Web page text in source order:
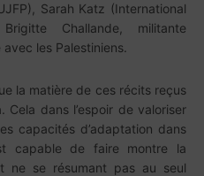
Sarah Katz (International
Challande, militante
les Palestiniens.
la matière de ces récits reçus
Cela dans l’espoir de valoriser
capacités d’adaptation dans
capable de faire montre la
ne se résumant pas au seul